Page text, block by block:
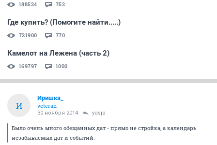
188524 752
Где купить? (Помогите найти.....)
721900 770
Камелот на Лежена (часть 2)
169797 1000
И
Иришка_
veteran
30 ноября 2014 yasja
Было очень много обещанных дат - прямо не стройка, а календарь
незабываемых дат и событий.